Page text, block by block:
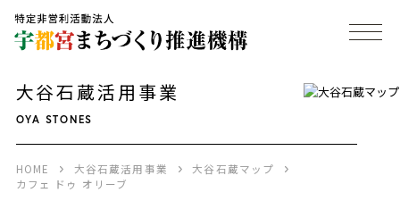
大谷石蔵活用事業
OYA STONES
HOME 大谷石蔵活用事業
大谷石蔵マップ
カフェ ドゥ オリーブ